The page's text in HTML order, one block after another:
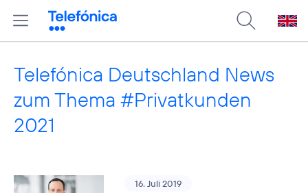
Telefónica Deutschland News
zum Thema #Privatkunden
2021
16. Juli 2019